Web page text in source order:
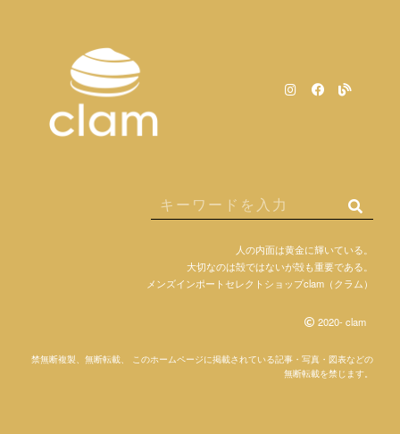
人の内面は黄金に輝いている。
大切なのは殻ではないが殻も重要である。
メンズインポートセレクトショップclam（クラム）
2020- clam
禁無断複製、無断転載、 このホームページに掲載されている記事・写真・図表などの
無断転載を禁じます。